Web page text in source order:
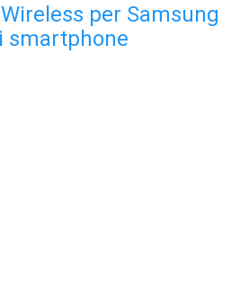
per Samsung
smartphone